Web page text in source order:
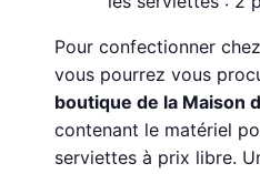
Pour confectionner
vous pourrez vous
boutique de la Maison
contenant le matériel
serviettes à prix libre.